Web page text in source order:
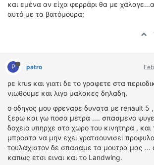
και εμένα αν είχα φερράρι θα με
αυτό με τα βατόμουρα;
P patro
ρε krus και γιατι δε το γραφετε στα
νιωθουμε και λιγο μαλακες δηλαδη.
ο οδηγος μου φρεναρε δυνατα με renault 5
ξερω και γω ποσα μετρα .... σπασμενο
δοχειο υπηρχε στο χωρο του κινητηρα ,
μπροστα να μην εχει γρατσουνισει
τουλαχιστον δε σπασαμε τα μουτρα μας ...
καπως ετσι ειναι και το Landwing.